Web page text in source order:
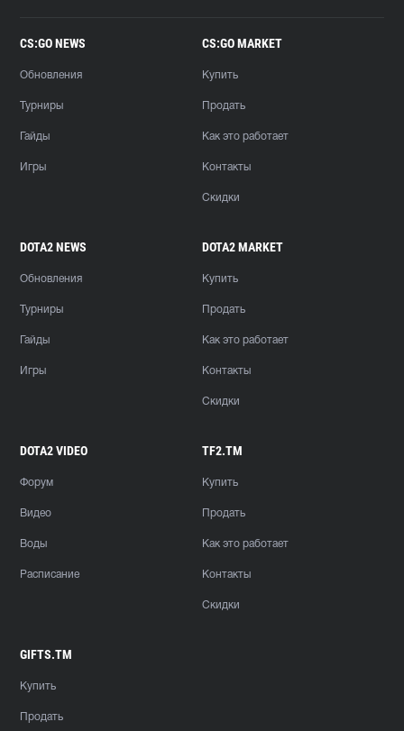
CS:GO NEWS
Обновления
Турниры
Гайды
Игры
CS:GO MARKET
Купить
Продать
Как это работает
Контакты
Скидки
DOTA2 NEWS
Обновления
Турниры
Гайды
Игры
DOTA2 MARKET
Купить
Продать
Как это работает
Контакты
Скидки
DOTA2 VIDEO
Форум
Видео
Воды
Расписание
TF2.TM
Купить
Продать
Как это работает
Контакты
Скидки
GIFTS.TM
Купить
Продать